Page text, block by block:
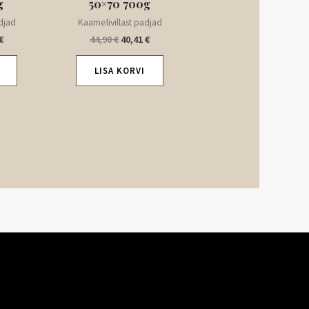
50×70 700g
Kaamelivillast padjad
44,90€ 40,41€
LISA KORVI